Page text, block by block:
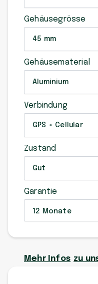
Gehäusegrösse
45 mm
Gehäusematerial
Aluminium
Verbindung
GPS + Cellular
Zustand
Gut
Garantie
12 Monate
Mehr Infos zu